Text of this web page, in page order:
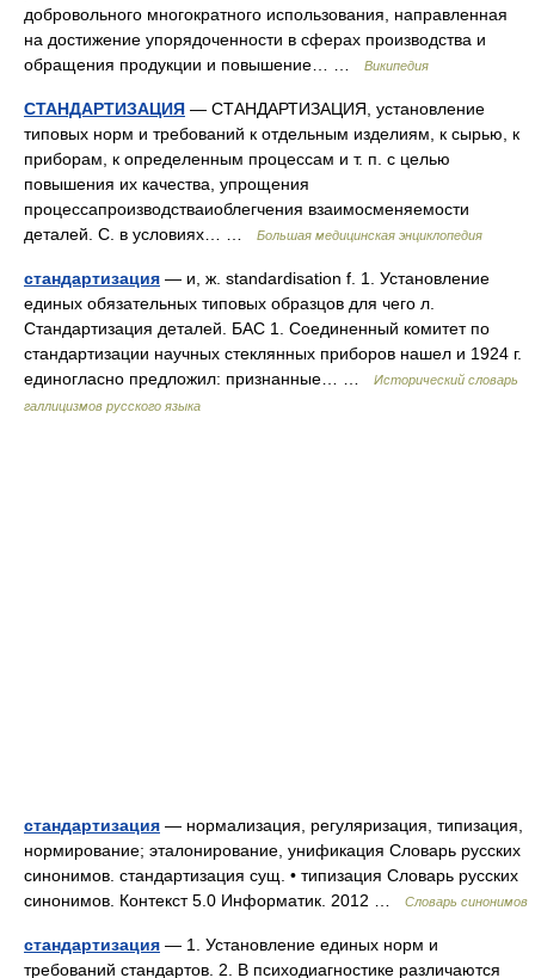
добровольного многократного использования, направленная
на достижение упорядоченности в сферах производства и
обращения продукции и повышение… …
Википедия
СТАНДАРТИЗАЦИЯ — СТАНДАРТИЗАЦИЯ, установление
типовых норм и требований к отдельным изделиям, к сырью, к
приборам, к определенным процессам и т. п. с целью
повышения их качества, упрощения
процессапроизводстваиоблегчения взаимосменяемости
деталей. С. в условиях… …
Большая медицинская энциклопедия
стандартизация — и, ж. standardisation f. 1. Установление
единых обязательных типовых образцов для чего л.
Стандартизация деталей. БАС 1. Соединенный комитет по
стандартизации научных стеклянных приборов нашел и 1924 г.
единогласно предложил: признанные… …
Исторический словарь
галлицизмов русского языка
стандартизация — нормализация, регуляризация, типизация,
нормирование; эталонирование, унификация Словарь русских
синонимов. стандартизация сущ. • типизация Словарь русских
синонимов. Контекст 5.0 Информатик. 2012 …
Словарь синонимов
стандартизация — 1. Установление единых норм и
требований стандартов. 2. В психодиагностике различаются